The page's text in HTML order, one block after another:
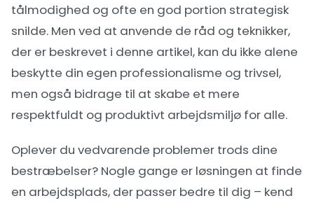
tålmodighed og ofte en god portion strategisk
snilde. Men ved at anvende de råd og teknikker,
der er beskrevet i denne artikel, kan du ikke alene
beskytte din egen professionalisme og trivsel,
men også bidrage til at skabe et mere
respektfuldt og produktivt arbejdsmiljø for alle.
Oplever du vedvarende problemer trods dine
bestræbelser? Nogle gange er løsningen at finde
en arbejdsplads, der passer bedre til dig – kend